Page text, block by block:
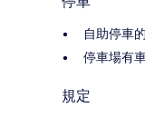
自助停車
停車場有
規定